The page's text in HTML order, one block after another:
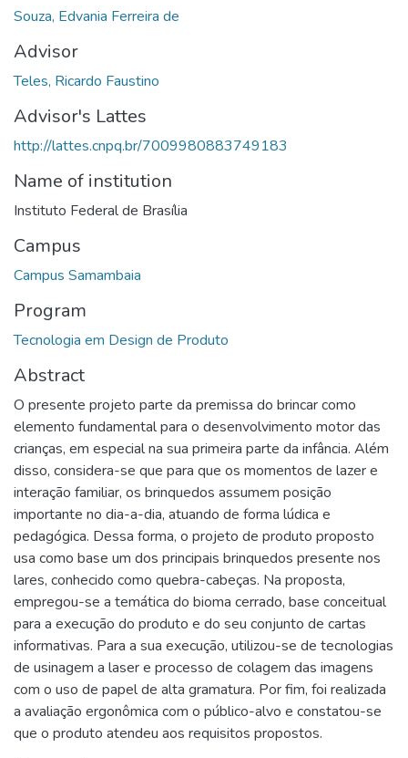
Souza, Edvania Ferreira de
Advisor
Teles, Ricardo Faustino
Advisor's Lattes
http://lattes.cnpq.br/7009980883749183
Name of institution
Instituto Federal de Brasília
Campus
Campus Samambaia
Program
Tecnologia em Design de Produto
Abstract
O presente projeto parte da premissa do brincar como
elemento fundamental para o desenvolvimento motor das
crianças, em especial na sua primeira parte da infância. Além
disso, considera-se que para que os momentos de lazer e
interação familiar, os brinquedos assumem posição
importante no dia-a-dia, atuando de forma lúdica e
pedagógica. Dessa forma, o projeto de produto proposto
usa como base um dos principais brinquedos presente nos
lares, conhecido como quebra-cabeças. Na proposta,
empregou-se a temática do bioma cerrado, base conceitual
para a execução do produto e do seu conjunto de cartas
informativas. Para a sua execução, utilizou-se de tecnologias
de usinagem a laser e processo de colagem das imagens
com o uso de papel de alta gramatura. Por fim, foi realizada
a avaliação ergonômica com o público-alvo e constatou-se
que o produto atendeu aos requisitos propostos.